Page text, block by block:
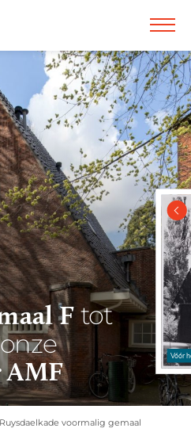
F tot
Ruysdaelkade voormalig gemaal